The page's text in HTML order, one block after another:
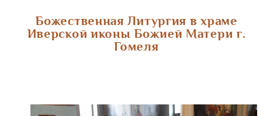
Божественная Литургия в храме
Иверской иконы Божией Матери г.
Гомеля